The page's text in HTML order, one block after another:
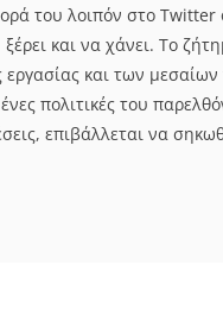
του λοιπόν στο
ξέρει και να χάνει. Το
και των
πολιτικές του
επιβάλλεται να